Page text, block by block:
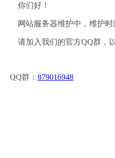
你们好！
网站服务器维护中，维护时
请加入我们的官方QQ群，
QQ群： 879016948